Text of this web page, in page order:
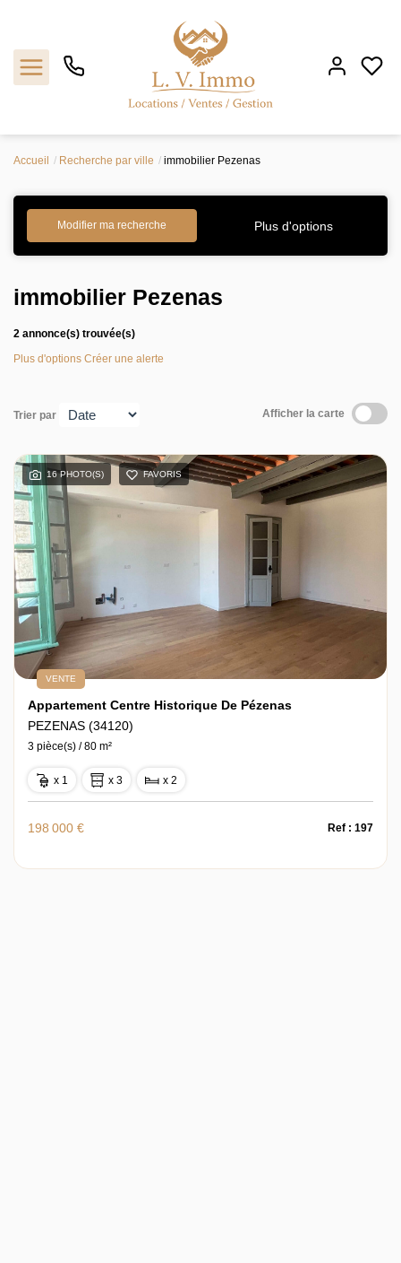
Acheter
Faire gérer
Louer
Accueil Recherche par ville immobilier Pezenas
Modifier ma recherche Plus d'options
immobilier Pezenas
2 annonce(s) trouvée(s)
Plus d'options Créer une alerte
Trier par Afficher la carte
16 PHOTO(S) FAVORIS
VENTE
Appartement Centre Historique De Pézenas
PEZENAS (34120)
3 pièce(s) / 80 m²
x 1 x 3 x 2
198 000 € Ref : 197